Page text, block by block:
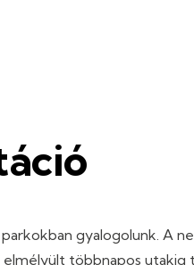
gyalogolunk. A
többnapos